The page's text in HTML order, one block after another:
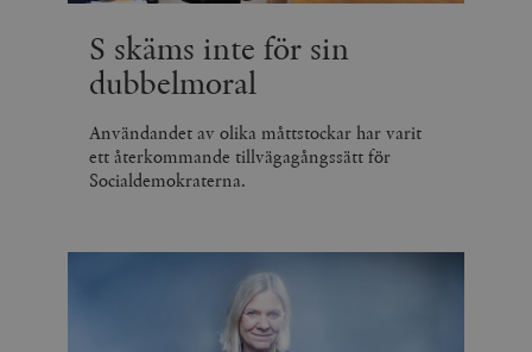
S skäms inte för sin
dubbelmoral
Användandet av olika måttstockar har varit
ett återkommande tillvägagångssätt för
Socialdemokraterna.